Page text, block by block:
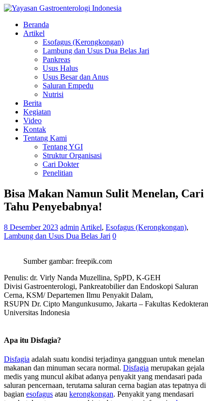
Beranda
Artikel
Esofagus (Kerongkongan)
Lambung dan Usus Dua Belas Jari
Pankreas
Usus Halus
Usus Besar dan Anus
Saluran Empedu
Nutrisi
Berita
Kegiatan
Video
Kontak
Tentang Kami
Tentang YGI
Struktur Organisasi
Cari Dokter
Penelitian
Bisa Makan Namun Sulit Menelan, Cari
Tahu Penyebabnya!
8 Desember 2023 admin Artikel, Esofagus (Kerongkongan),
Lambung dan Usus Dua Belas Jari 0
Sumber gambar: freepik.com
Penulis: dr. Virly Nanda Muzellina, SpPD, K-GEH
Divisi Gastroenterologi, Pankreatobilier dan Endoskopi Saluran
Cerna, KSM/ Departemen Ilmu Penyakit Dalam,
RSUPN Dr. Cipto Mangunkusumo, Jakarta – Fakultas Kedokteran
Universitas Indonesia
Apa itu Disfagia?
Disfagia adalah suatu kondisi terjadinya gangguan untuk menelan
makanan dan minuman secara normal. Disfagia merupakan gejala
medis yang muncul akibat adanya penyakit yang mendasari pada
saluran pencernaan, terutama saluran cerna bagian atas tepatnya di
bagian esofagus atau kerongkongan. Penyakit yang mendasari